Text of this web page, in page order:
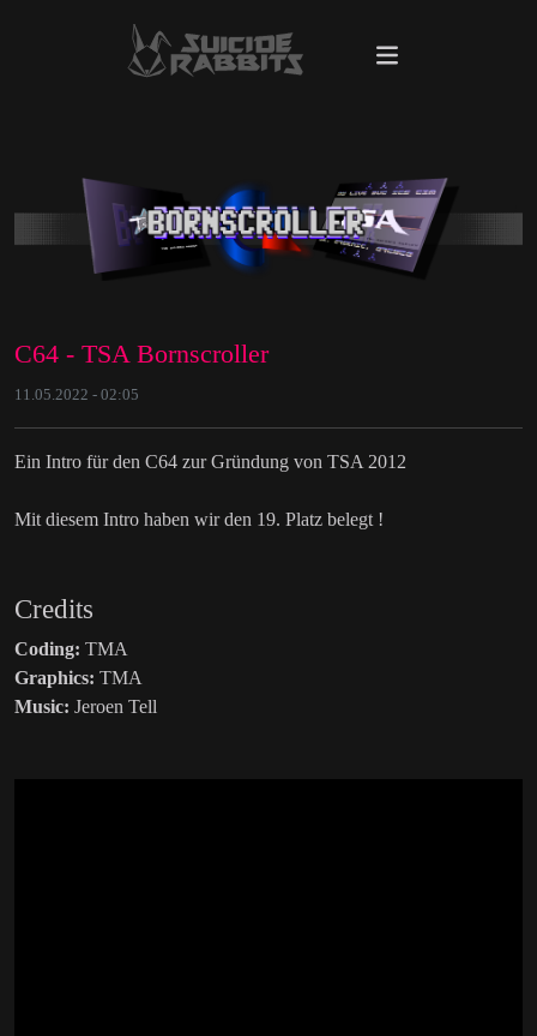
C64 - TSA Bornscroller
11.05.2022 - 02:05
Ein Intro für den C64 zur Gründung von TSA 2012
Mit diesem Intro haben wir den 19. Platz belegt !
Credits
Coding: TMA
Graphics: TMA
Music: Jeroen Tell